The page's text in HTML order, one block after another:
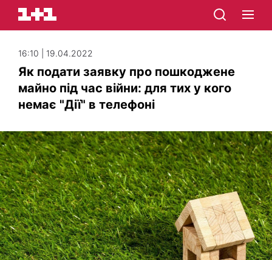
16:10 | 19.04.2022
Як подати заявку про пошкоджене
майно під час війни: для тих у кого
немає "Дії" в телефоні